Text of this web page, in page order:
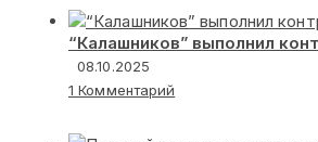
“Калашников” выполнил
08.10.2025
1 Комментарий